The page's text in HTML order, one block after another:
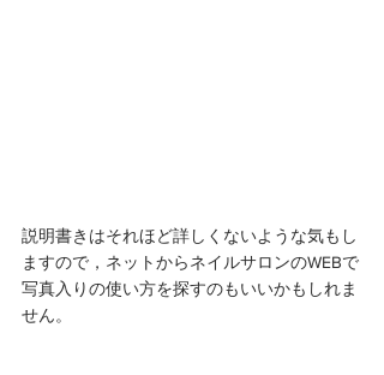
説明書きはそれほど詳しくないような気もし
ますので，ネットからネイルサロンのWEBで
写真入りの使い方を探すのもいいかもしれま
せん。